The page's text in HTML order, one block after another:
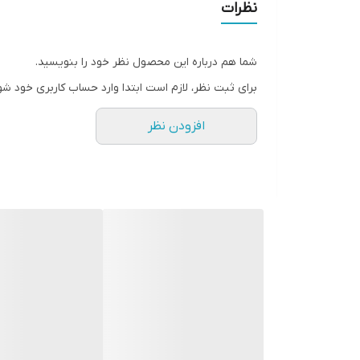
نظرات
شما هم درباره این محصول نظر خود را بنویسید.
برای ثبت نظر، لازم است ابتدا وارد حساب کاربری خود
افزودن نظر